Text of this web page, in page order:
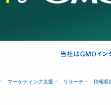
マーケティング支援 リサーチ 情報収